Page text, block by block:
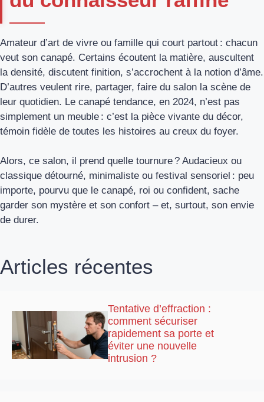
Amateur d’art de vivre ou famille qui court partout : chacun
veut son canapé. Certains écoutent la matière, auscultent
la densité, discutent finition, s’accrochent à la notion d’âme.
D’autres veulent rire, partager, faire du salon la scène de
leur quotidien. Le canapé tendance, en 2024, n’est pas
simplement un meuble : c’est la pièce vivante du décor,
témoin fidèle de toutes les histoires au creux du foyer.
Alors, ce salon, il prend quelle tournure ? Audacieux ou
classique détourné, minimaliste ou festival sensoriel : peu
importe, pourvu que le canapé, roi ou confident, sache
garder son mystère et son confort – et, surtout, son envie
de durer.
Articles récentes
Tentative d’effraction :
comment sécuriser
rapidement sa porte et
éviter une nouvelle
intrusion ?